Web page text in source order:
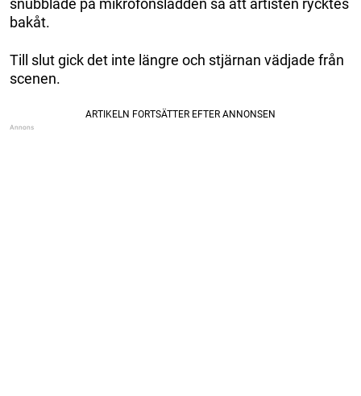
snubblade på mikrofonsladden så att artisten rycktes
bakåt.
Till slut gick det inte längre och stjärnan vädjade från
scenen.